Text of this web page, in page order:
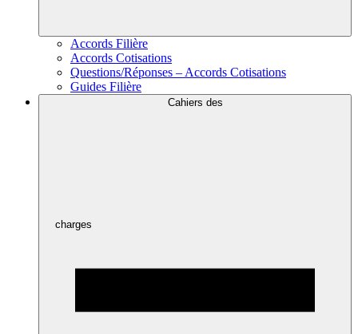
Accords Filière
Accords Cotisations
Questions/Réponses – Accords Cotisations
Guides Filière
Cahiers des
charges